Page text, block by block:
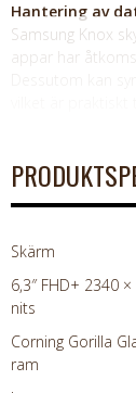
Hantering av
Samsung Knox
appar har
Skärm
6,3″ FHD+ 2340
nits
Corning Gorilla
ram